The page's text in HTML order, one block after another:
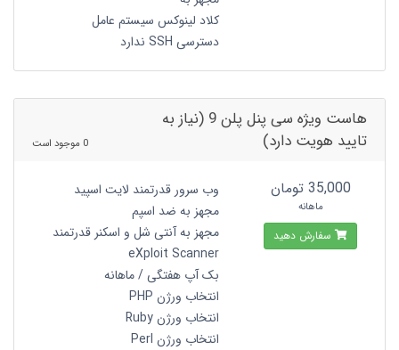
کلاد لینوکس سیستم عامل
دسترسی SSH ندارد
هاست ویژه سی پنل پلن 9 (نیاز به
تایید هویت دارد)
0 موجود است
وب سرور قدرتمند لایت اسپید
مجهز به ضد اسپم
مجهز به آنتی شل و اسکنر قدرتمند
eXploit Scanner
بک آپ هفتگی / ماهانه
انتخاب ورژن PHP
انتخاب ورژن Ruby
انتخاب ورژن Perl
35,000 تومان
ماهانه
سفارش دهید